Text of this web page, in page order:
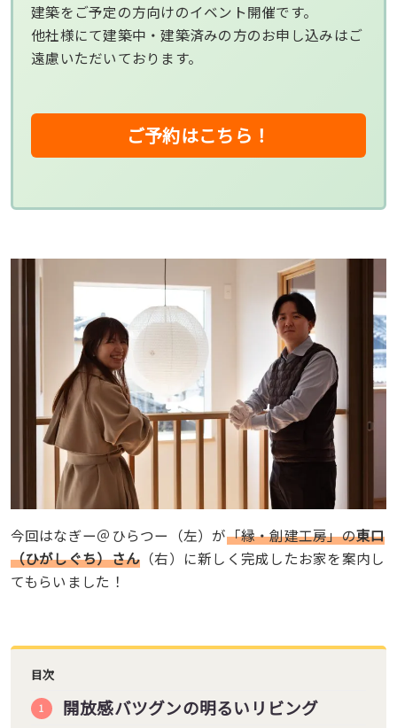
建築をご予定の方向けのイベント開催です。
他社様にて建築中・建築済みの方のお申し込みはご
遠慮いただいております。
ご予約はこちら！
今回はなぎー＠ひらつー（左）が「縁・創建工房」の東口
（ひがしぐち）さん （右）に新しく完成したお家を案内し
てもらいました！
目次
開放感バツグンの明るいリビング